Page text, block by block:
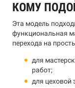
КОМУ
Эта модель
функциональная
перехода на
для
работ;
для цеховой